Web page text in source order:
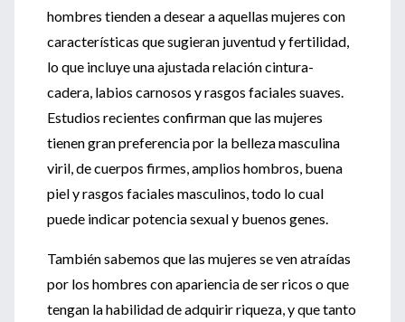
hombres tienden a desear a aquellas mujeres con
características que sugieran juventud y fertilidad,
lo que incluye una ajustada relación cintura-
cadera, labios carnosos y rasgos faciales suaves.
Estudios recientes confirman que las mujeres
tienen gran preferencia por la belleza masculina
viril, de cuerpos firmes, amplios hombros, buena
piel y rasgos faciales masculinos, todo lo cual
puede indicar potencia sexual y buenos genes.
También sabemos que las mujeres se ven atraídas
por los hombres con apariencia de ser ricos o que
tengan la habilidad de adquirir riqueza, y que tanto